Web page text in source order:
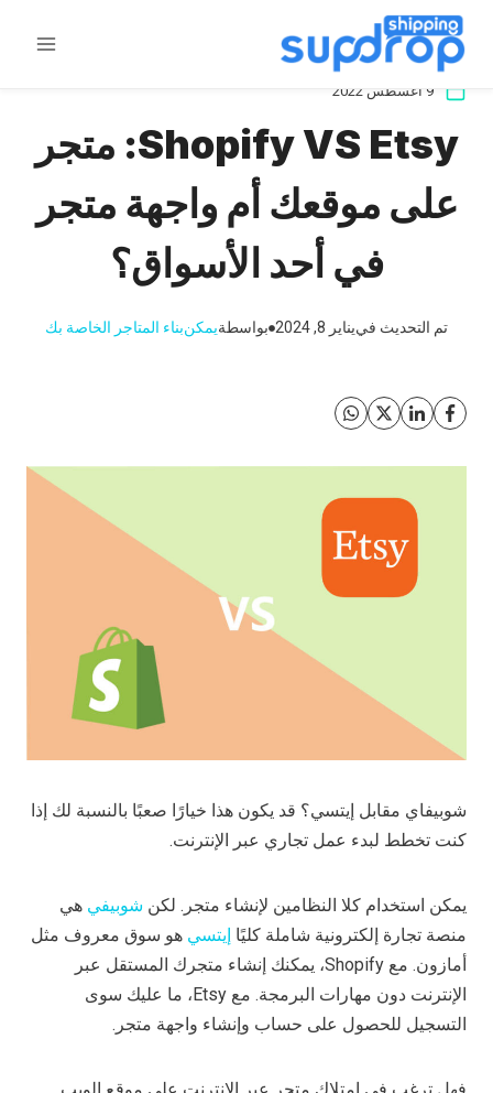
تخطى
المحتوى
9 أغسطس 2022
Shopify VS Etsy: متجر
على موقعك أم واجهة متجر
في أحد الأسواق؟
تم التحديث فييناير 8, 2024 بواسطةيمكنبناء المتاجر الخاصة بك
شوبيفاي مقابل إيتسي؟ قد يكون هذا خيارًا صعبًا بالنسبة لك إذا
كنت تخطط لبدء عمل تجاري عبر الإنترنت.
يمكن استخدام كلا النظامين لإنشاء متجر. لكن شوبيفي هي
منصة تجارة إلكترونية شاملة كليًا إيتسي هو سوق معروف مثل
أمازون. مع Shopify، يمكنك إنشاء متجرك المستقل عبر
الإنترنت دون مهارات البرمجة. مع Etsy، ما عليك سوى
التسجيل للحصول على حساب وإنشاء واجهة متجر.
فهل ترغب في امتلاك متجر عبر الإنترنت على موقع الويب